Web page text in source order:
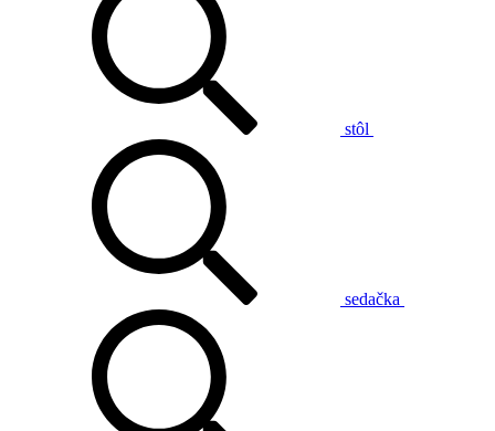
stôl
sedačka